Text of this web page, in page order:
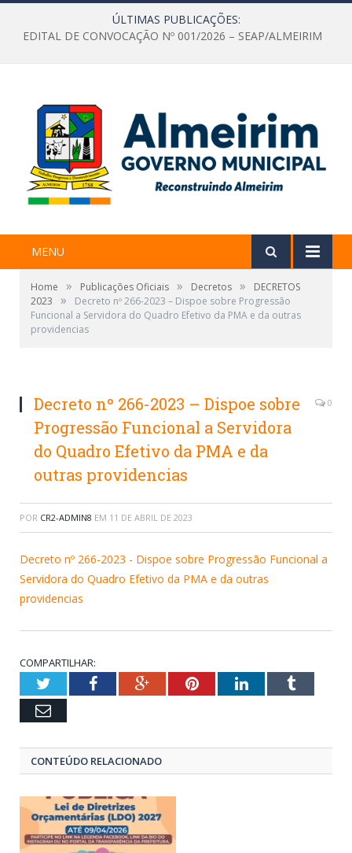
ÚLTIMAS PUBLICAÇÕES:
EDITAL DE CONVOCAÇÃO Nº 001/2026 – SEAP/ALMEIRIM
MENU
Home » Publicações Oficiais » Decretos »
DECRETOS
2023
»
Decreto nº 266-2023 – Dispoe sobre Progressão
Funcional a Servidora do Quadro Efetivo da PMA e da outras
providencias
Decreto nº 266-2023 – Dispoe sobre
Progressão Funcional a Servidora
do Quadro Efetivo da PMA e da
outras providencias
0
POR CR2-ADMIN8 EM 11 DE ABRIL DE 2023
Decreto nº 266-2023 - Dispoe sobre Progressão Funcional a
Servidora do Quadro Efetivo da PMA e da outras
providencias
COMPARTILHAR:
TwitterFacebookGoogle+PinterestLinkedInTumblr
Email
CONTEÚDO RELACIONADO